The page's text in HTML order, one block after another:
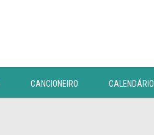
CANCIONEIRO CALENDÁRIO